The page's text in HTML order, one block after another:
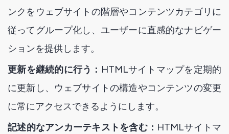
ンクをウェブサイトの階層やコンテンツカテゴリに
従ってグループ化し、ユーザーに直感的なナビゲー
ションを提供します。
更新を継続的に行う： HTMLサイトマップを定期的
に更新し、ウェブサイトの構造やコンテンツの変更
に常にアクセスできるようにします。
記述的なアンカーテキストを含む： HTMLサイトマ